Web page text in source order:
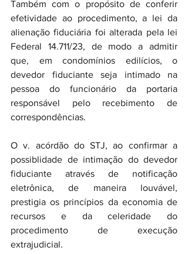
Também com o propósito de conferir
efetividade ao procedimento, a lei da
alienação fiduciária foi alterada pela lei
Federal 14.711/23, de modo a admitir
que, em condomínios edilícios, o
devedor fiduciante seja intimado na
pessoa do funcionário da portaria
responsável pelo recebimento de
correspondências.
O v. acórdão do STJ, ao confirmar a
possiblidade de intimação do devedor
fiduciante através de notificação
eletrônica, de maneira louvável,
prestigia os princípios da economia de
recursos e da celeridade do
procedimento de execução
extrajudicial.